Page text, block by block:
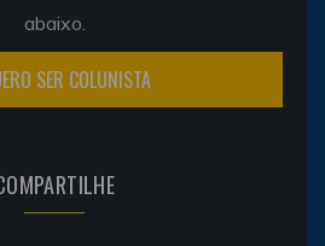
abaixo.
SER COLUNISTA